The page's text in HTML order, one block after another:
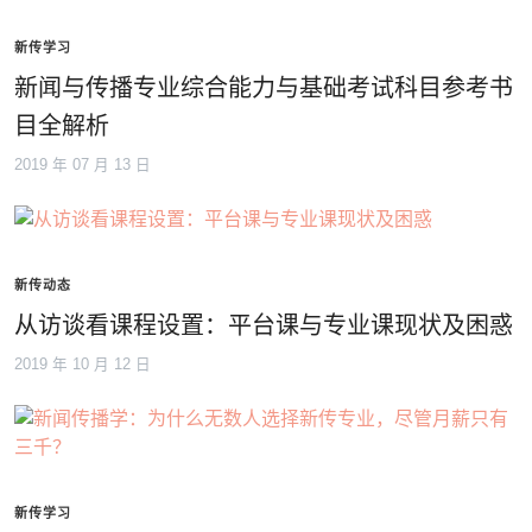
新传学习
新闻与传播专业综合能力与基础考试科目参考书
目全解析
2019 年 07 月 13 日
新传动态
从访谈看课程设置：平台课与专业课现状及困惑
2019 年 10 月 12 日
新传学习